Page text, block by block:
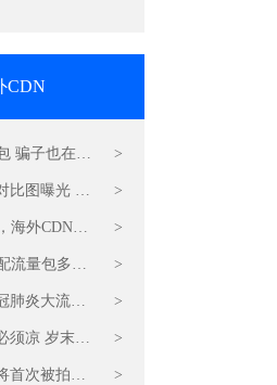
CDN
>
图曝光 图
>
海外CDN加
>
流量包多少
藏近30亿现金
>
肺炎大流行
优惠特价
>
岁末
买
>
首次被拍卖
>